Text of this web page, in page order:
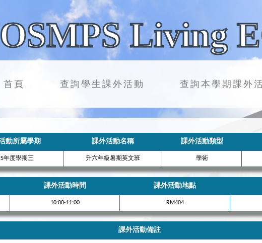
Living
首頁 查詢學生課外活動 查詢本學期課外
動所屬學期 課外活動名稱 課外活動類型
年度學期三 升六年級暑期英文班 學術
課外活動時間 課外活動地點
10:00-11:00 RM404
課外活動備註